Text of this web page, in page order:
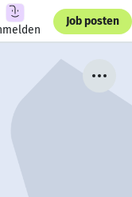
Job posten